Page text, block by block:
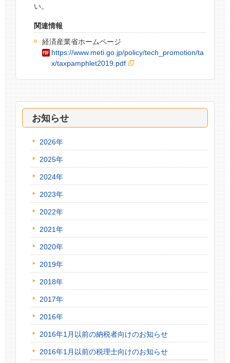
い。
関連情報
経済産業省ホームページ
https://www.meti.go.jp/policy/tech_promotion/ta
x/taxpamphlet2019.pdf
お知らせ
2026年
2025年
2024年
2023年
2022年
2021年
2020年
2019年
2018年
2017年
2016年
2016年1月以前の納税者向けのお知らせ
2016年1月以前の税理士向けのお知らせ